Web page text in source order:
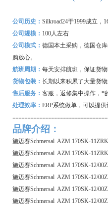
公司历史： Silkroad24于1999成立，
公司规模： 100人左右
公司模式： 德国本土采购，德国仓
购放心。
航班周期： 每天安排航班，保证货
货物包装： 长期以来积累了大量货
售后服务： 客服，返修集中操作，*
处理效率： ERP系统做单，可以提
品牌介绍：
施迈赛Schmersal AZM 170SK-
施迈赛Schmersal AZM 170SK-
施迈赛Schmersal AZM 170SK-12/
施迈赛Schmersal AZM 170SK-12/
施迈赛Schmersal AZM 170SK-12/
施迈赛Schmersal AZM 170SK-12/